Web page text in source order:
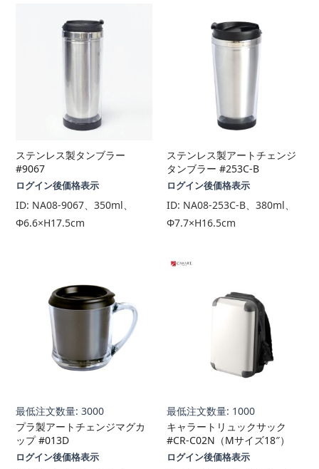
ステンレス製タンブラー
#9067
ログイン後価格表示
ID: NA08-9067、350ml、
Φ6.6×H17.5cm
ステンレス製アートチェンジ
タンブラー #253C-B
ログイン後価格表示
ID: NA08-253C-B、380ml、
Φ7.7×H16.5cm
最低注文数量: 3000
プラ製アートチェンジマグカ
ップ #013D
ログイン後価格表示
最低注文数量: 1000
キャラートリュックサック
#CR-C02N（Mサイズ18″）
ログイン後価格表示